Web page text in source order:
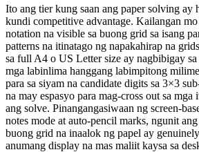
Ito ang tier kung saan ang paper solving ay
kundi competitive advantage. Kailangan
notation na visible sa buong grid sa isang
patterns na itinatago ng napakahirap na
sa full A4 o US Letter size ay nagbibigay
mga labinlima hanggang labimpitong
para sa siyam na candidate digits sa 3×3
na may espasyo para mag-cross out sa mga
ang solve. Pinangangasiwaan ng screen-
notes mode at auto-pencil marks, ngunit
buong grid na inaalok ng papel ay
anumang display na mas maliit kaysa sa